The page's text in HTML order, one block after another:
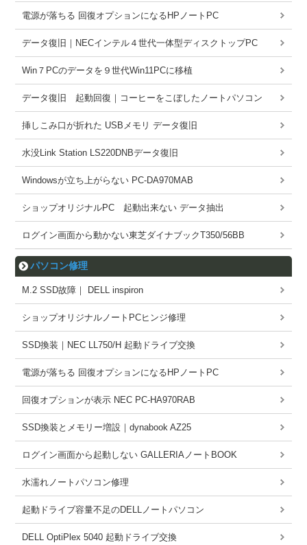
電源が落ちる 回復オプションになるHPノートPC
データ復旧｜NECインテル４世代一体型ディスクトップPC
Win７PCのデータを９世代Win11PCに移植
データ復旧 起動回復｜コーヒーをこぼしたノートパソコン
挿しこみ口が折れた USBメモリ データ復旧
水没Link Station LS220DNBデータ復旧
Windowsが立ち上がらない PC-DA970MAB
ショップオリジナルPC 起動出来ない データ抽出
ログイン画面から動かない東芝ダイナブックT350/56BB
パソコン修理
M.2 SSD故障｜ DELL inspiron
ショップオリジナルノートPCヒンジ修理
SSD換装｜NEC LL750/H 起動ドライブ交換
電源が落ちる 回復オプションになるHPノートPC
回復オプションが表示 NEC PC-HA970RAB
SSD換装とメモリー増設｜dynabook AZ25
ログイン画面から起動しない GALLERIAノートBOOK
水濡れノートパソコン修理
起動ドライブ容量不足のDELLノートパソコン
DELL OptiPlex 5040 起動ドライブ交換